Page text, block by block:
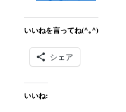
ッいいねを言ってね(^｡^)
シェア
いいね: